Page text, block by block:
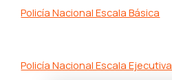
Policía Nacional Escala Básica
Policía Nacional Escala Ejecutiva